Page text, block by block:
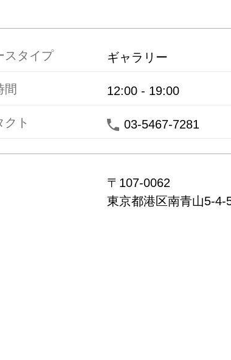
スタイプ ギャラリー
間 12:00 - 19:00
クト 03-5467-7281
〒 107-0062
東京都港区南青山5-4-